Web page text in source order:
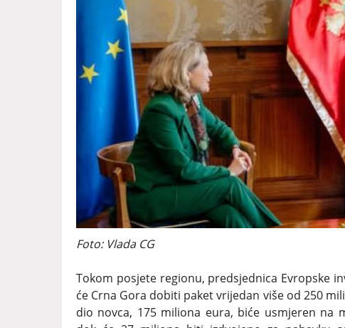
Foto: Vlada CG
Tokom posjete regionu, predsjednica Evropske
će Crna Gora dobiti paket vrijedan više od 250
dio novca, 175 miliona eura, biće usmjeren na